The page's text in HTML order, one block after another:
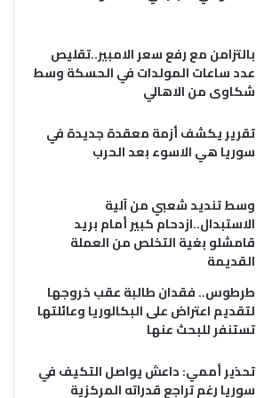
بالتزامن مع رفع سعر الامبير..تقليص
عدد ساعات المولدات في الحسكة وسط
شكاوى من الاهالي
تقرير يكشف أزمة معقدة جديدة في
سوريا هي الاسوء بعد الحرب
وسط تنديد شعبي من آلية
الاستبدال..ازدحام كبير أمام بريد
قامشلو بغية التخلص من العملة
القديمة
طرطوس.. فقدان طالبة عقب خروجها
لتقديم اعتراض على البكالوريا وعائلتها
تستنفر للبحث عنها
تحذير أممي: داعش يواصل التكيف في
سوريا رغم تراجع قدراته المركزية